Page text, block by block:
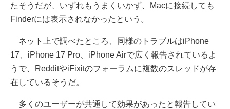
たそうだが、いずれもうまくいかず、Macに接続しても
Finderには表示されなかったという。
ネット上で調べたところ、同様のトラブルはiPhone
17、iPhone 17 Pro、iPhone Airで広く報告されているよ
うで、RedditやiFixitのフォーラムに複数のスレッドが存
在しているそうだ。
多くのユーザーが共通して効果があったと報告してい